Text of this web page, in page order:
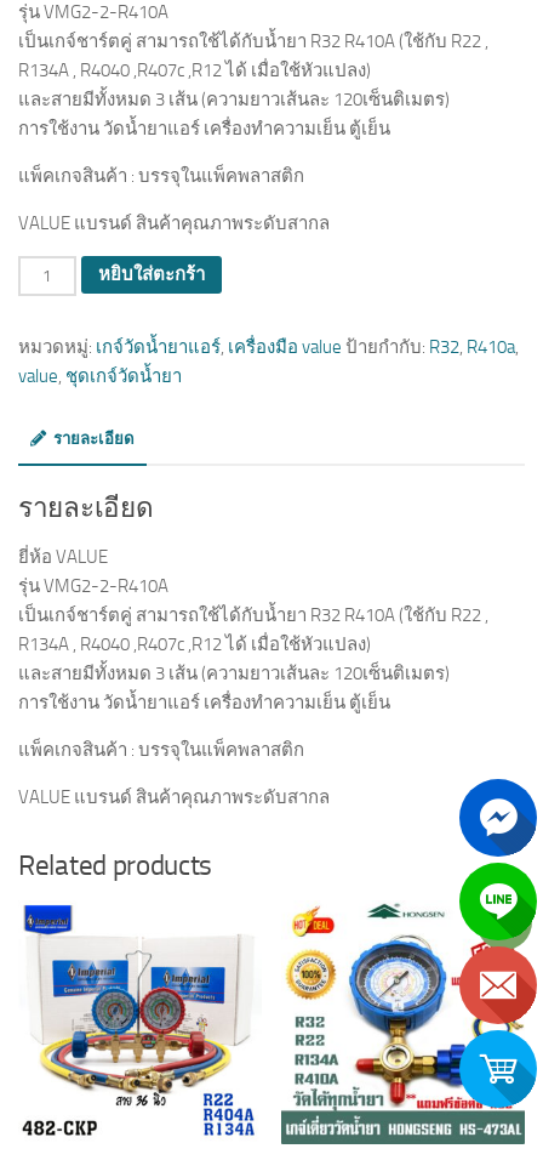
รุ่น VMG2-2-R410A
เป็นเกจ์ชาร์ตคู่ สามารถใช้ได้กับน้ำยา R32 R410A (ใช้กับ R22 ,
R134A , R4040 ,R407c ,R12 ได้ เมื่อใช้หัวแปลง)
และสายมีทั้งหมด 3 เส้น (ความยาวเส้นละ 120เซ็นติเมตร)
การใช้งาน วัดน้ำยาแอร์ เครื่องทำความเย็น ตู้เย็น
แพ็คเกจสินค้า : บรรจุในแพ็คพลาสติก
VALUE แบรนด์ สินค้าคุณภาพระดับสากล
จำนวน หยิบใส่ตะกร้า
หมวดหมู่: เกจ์วัดน้ำยาแอร์, เครื่องมือ value ป้ายกำกับ: R32, R410a,
value, ชุดเกจ์วัดน้ำยา
รายละเอียด
รายละเอียด
ยี่ห้อ VALUE
รุ่น VMG2-2-R410A
เป็นเกจ์ชาร์ตคู่ สามารถใช้ได้กับน้ำยา R32 R410A (ใช้กับ R22 ,
R134A , R4040 ,R407c ,R12 ได้ เมื่อใช้หัวแปลง)
และสายมีทั้งหมด 3 เส้น (ความยาวเส้นละ 120เซ็นติเมตร)
การใช้งาน วัดน้ำยาแอร์ เครื่องทำความเย็น ตู้เย็น
แพ็คเกจสินค้า : บรรจุในแพ็คพลาสติก
VALUE แบรนด์ สินค้าคุณภาพระดับสากล
Related products
Sale!